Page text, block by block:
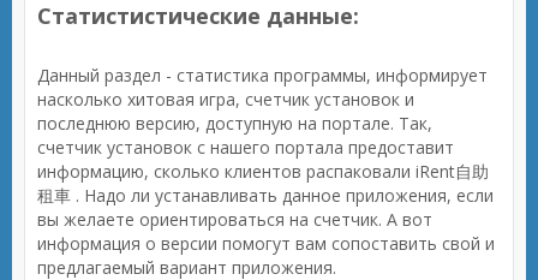
Статистистические данные:
Данный раздел - статистика программы, информирует
насколько хитовая игра, счетчик установок и
последнюю версию, доступную на портале. Так,
счетчик установок с нашего портала предоставит
информацию, сколько клиентов распаковали iRent自助
租車 . Надо ли устанавливать данное приложения, если
вы желаете ориентироваться на счетчик. А вот
информация о версии помогут вам сопоставить свой и
предлагаемый вариант приложения.